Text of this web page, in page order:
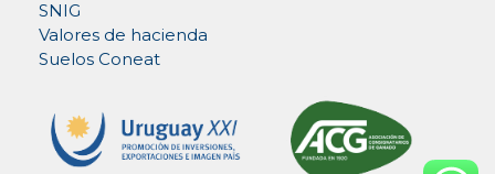
SNIG
Valores de hacienda
Suelos Coneat